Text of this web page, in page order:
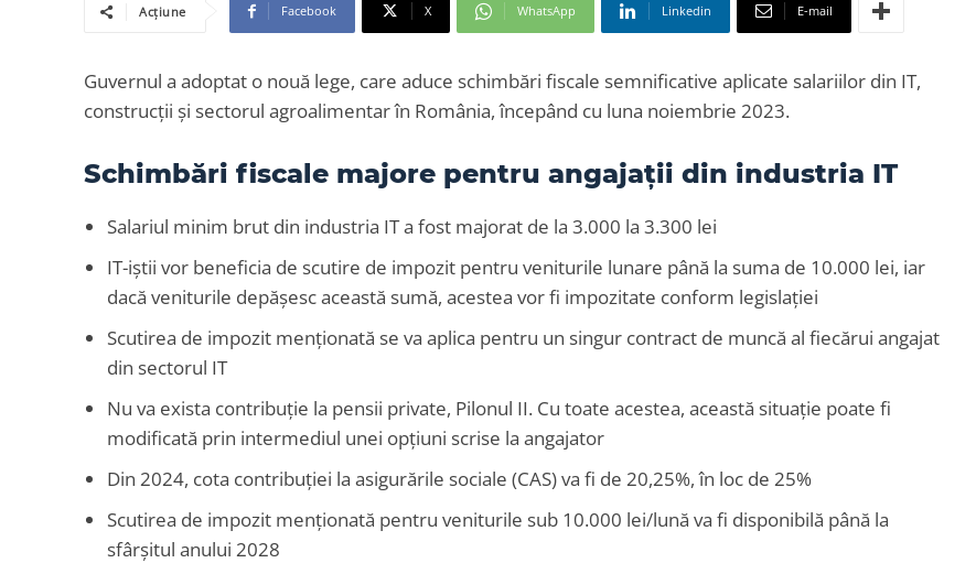
Acțiune Facebook X WhatsApp Linkedin E-mail
Guvernul a adoptat o nouă lege, care aduce schimbări fiscale semnificative aplicate salariilor din IT,
construcții și sectorul agroalimentar în România, începând cu luna noiembrie 2023.
Schimbări fiscale majore pentru angajații din industria IT
Salariul minim brut din industria IT a fost majorat de la 3.000 la 3.300 lei
IT-iștii vor beneficia de scutire de impozit pentru veniturile lunare până la suma de 10.000 lei, iar
dacă veniturile depășesc această sumă, acestea vor fi impozitate conform legislației
Scutirea de impozit menționată se va aplica pentru un singur contract de muncă al fiecărui angajat
din sectorul IT
Nu va exista contribuție la pensii private, Pilonul II. Cu toate acestea, această situație poate fi
modificată prin intermediul unei opțiuni scrise la angajator
Din 2024, cota contribuției la asigurările sociale (CAS) va fi de 20,25%, în loc de 25%
Scutirea de impozit menționată pentru veniturile sub 10.000 lei/lună va fi disponibilă până la
sfârșitul anului 2028